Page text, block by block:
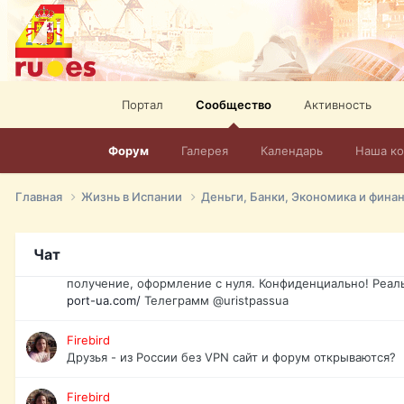
Портал Сообщество
Форум Галерея Календарь Наша
Активность
Главная Жизнь в Испании Деньги, Банки, Экономика и
Чат
спорт, HD. + Огромная видеотека + 10.000 фильмов и
сайта. Наш сайт: http://mir-tv.club/television-in-spain.html
David16
Книги
David16
Подскажите пожалуйста, как удалить свой аккаунт из
Юрист юа
получение, оформление с нуля. Конфиденциально!
port-ua.com/ Телеграмм @uristpassua
Firebird
Друзья - из России без VPN сайт и форум открываются?
Firebird